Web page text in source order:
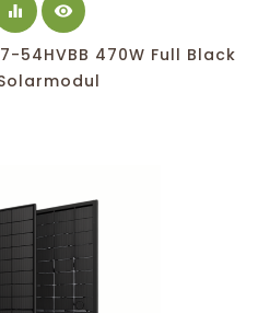
equalizer visibility
54HVBB 470W Full Black